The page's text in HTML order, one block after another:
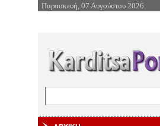
Επιστροφή στην
Παρασκευή, 07 Αυγούστου 2026